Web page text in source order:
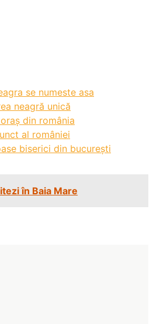
se numeste asa
neagră unică
din românia
al româniei
biserici din bucurești
în Baia Mare